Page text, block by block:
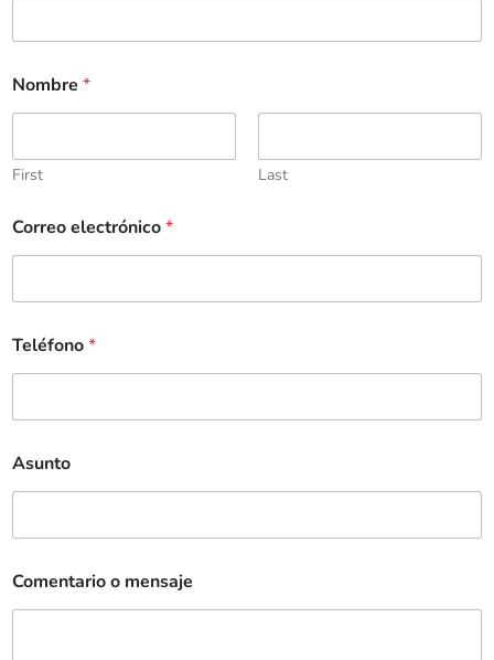
Nombre *
First Last
Correo electrónico*
Teléfono*
Asunto
Comentario o mensaje